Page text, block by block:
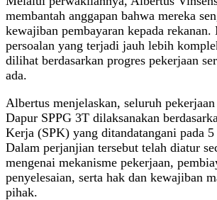
membantah anggapan bahwa mereka
kewajiban pembayaran kepada rekanan.
persoalan yang terjadi jauh lebih
dilihat berdasarkan progres pekerjaan
ada.
Albertus menjelaskan, seluruh
Dapur SPPG 3T dilaksanakan
Kerja (SPK) yang ditandatangani pada
Dalam perjanjian tersebut telah diatur
mengenai mekanisme pekerjaan,
penyelesaian, serta hak dan kewajiban
pihak.